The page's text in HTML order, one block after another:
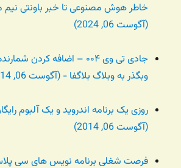
خاطر هوش مصنوعی تا خبر باونتی نیم
(آگوست 06, 2024)
جادی تی وی ۰۰۴ – اضافه کردن
وبگذر به وبلاگ بلاگفا - (آگوست 06, 2014)
روزی یک برنامه اندروید و یک آلبوم
(آگوست 06, 2014)
فرصت شغلی برنامه نویس های سی